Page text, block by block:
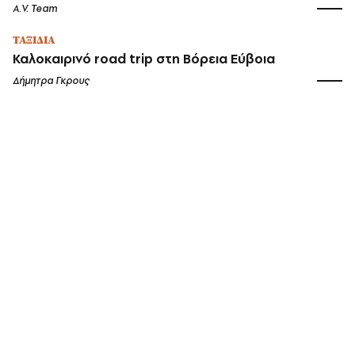
A.V. Team
ΤΑΞΙΔΙΑ
Καλοκαιρινό road trip στη Βόρεια Εύβοια
Δήμητρα Γκρους